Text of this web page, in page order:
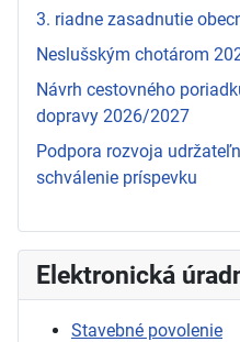
3. riadne zasadnutie
Neslušským chotárom
Návrh cestovného
dopravy 2026/2027
Podpora rozvoja
schválenie príspevku
Elektronická
Stavebné povolenie